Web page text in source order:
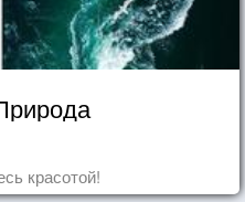
красотой!